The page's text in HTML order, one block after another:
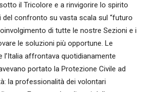
il Tricolore e a rinvigorire lo spirito
del confronto su vasta scala sul “futuro
di tutte le nostre Sezioni e i
le soluzioni più opportune. Le
l’Italia affrontava quotidianamente
portato la Protezione Civile ad
la professionalità dei volontari